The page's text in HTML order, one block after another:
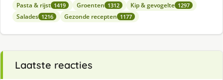
Pasta & rijst 1419 Groenten 1312 Kip & gevogelte 1297
Salades 1216 Gezonde recepten 1177
Laatste reacties